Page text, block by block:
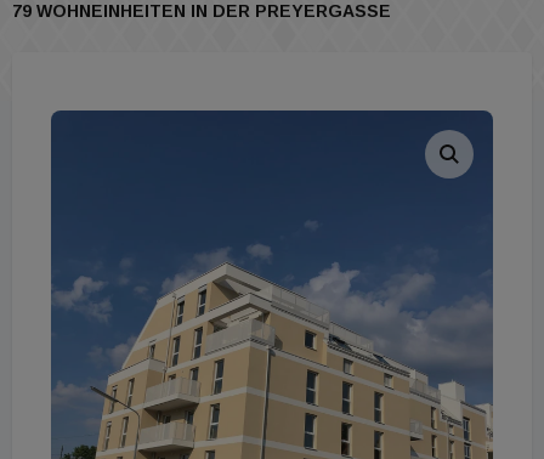
79 WOHNEINHEITEN IN DER PREYERGASSE